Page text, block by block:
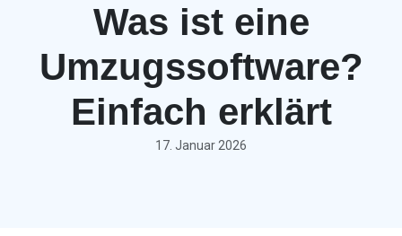
Was ist eine
Umzugssoftware?
Einfach erklärt
17. Januar 2026